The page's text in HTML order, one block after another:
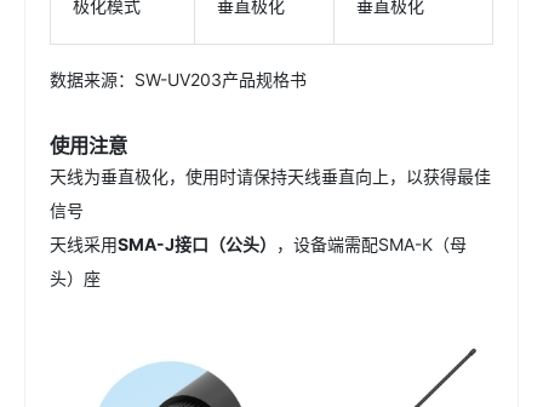
极化模式 垂直极化 垂直极化
数据来源：SW-UV203产品规格书
使用注意
天线为垂直极化，使用时请保持天线垂直向上，以获得最佳
信号
天线采用SMA-J接口（公头）
，设备端需配SMA-K（母
头）座